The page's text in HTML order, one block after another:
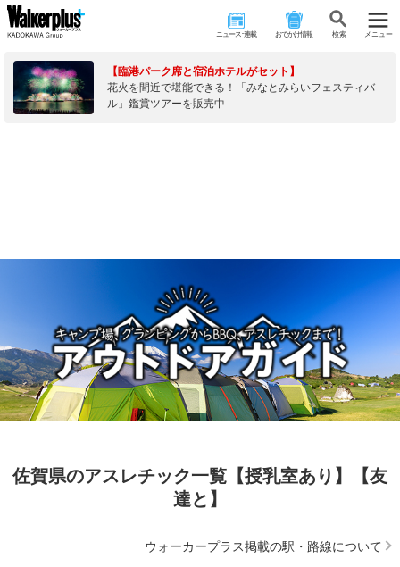
ニュース･連載 おでかけ情報 検 索 メニュー
【臨港パーク席と宿泊ホテルがセット】
花火を間近で堪能できる！「みなとみらいフェスティバ
ル」鑑賞ツアーを販売中
佐賀県のアスレチック一覧【授乳室あり】【友
達と】
ウォーカープラス掲載の駅・路線について